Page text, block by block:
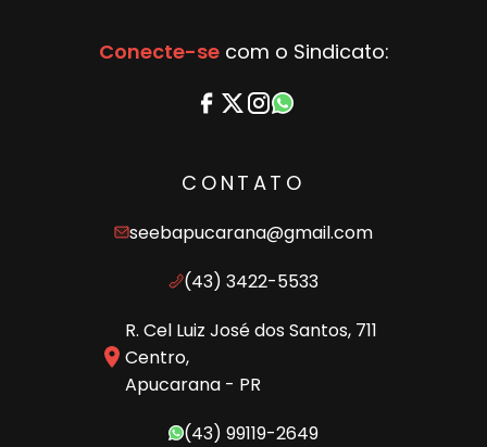
Conecte-secom o Sindicato:
CONTATO
seebapucarana@gmail.com
(43) 3422-5533
R. Cel Luiz José dos Santos, 711
Centro,
Apucarana - PR
(43) 99119-2649